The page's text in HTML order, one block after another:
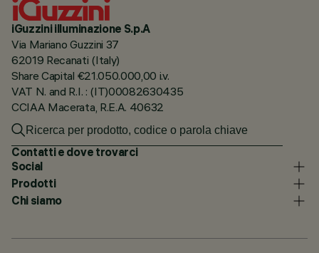
iGuzzini illuminazione S.p.A
Via Mariano Guzzini 37
62019 Recanati (Italy)
Share Capital €21.050.000,00 i.v.
VAT N. and R.I. : (IT)00082630435
CCIAA Macerata, R.E.A. 40632
Contatti e dove trovarci
Social
Prodotti
Chi siamo